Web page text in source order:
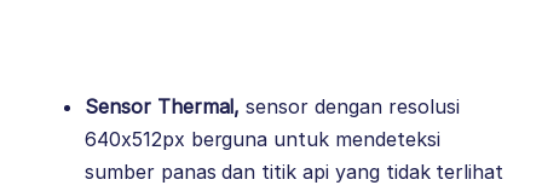
Sensor Thermal, sensor dengan resolusi
640x512px berguna untuk mendeteksi
sumber panas dan titik api yang tidak terlihat